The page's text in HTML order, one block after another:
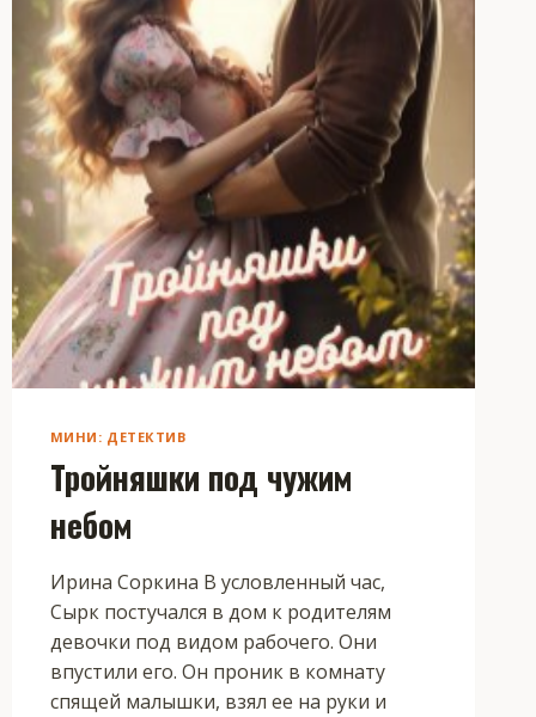
МИНИ: ДЕТЕКТИВ
Тройняшки под чужим
небом
Ирина Соркина В условленный час,
Сырк постучался в дом к родителям
девочки под видом рабочего. Они
впустили его. Он проник в комнату
спящей малышки, взял ее на руки и